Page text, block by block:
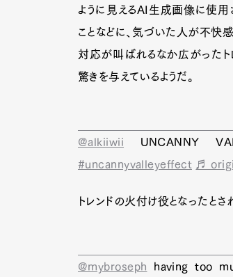
ように見えるAI生成画像に使
ことなどに、気づいた人が不快
対応が叫ばれるなか広がったト
驚きを与えているようだ。
@alkiiwii UNCANNY
#uncannyvalleyeffect ♬
トレンドの火付け役となったとさ
@mybroseph having too